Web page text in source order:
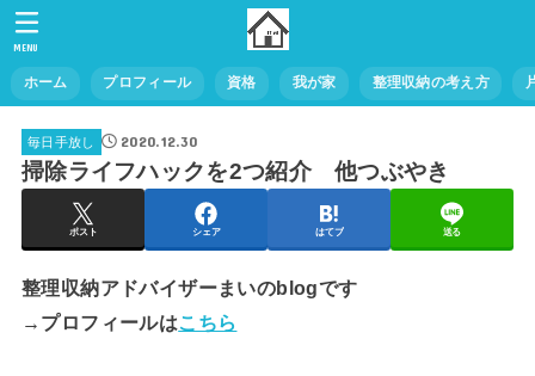
ホーム プロフィール 資格 我が家 整理収納の考え方
MENU
毎日手放し 2020.12.30
掃除ライフハックを2つ紹介 他つぶやき
ポスト シェア はてブ 送る
整理収納アドバイザーまいのblogです
→プロフィールはこちら